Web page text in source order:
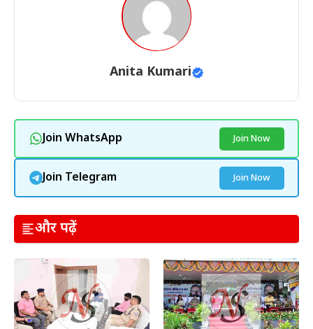
Anita Kumari
Join WhatsApp Join Now
Join Telegram Join Now
और पढ़ें